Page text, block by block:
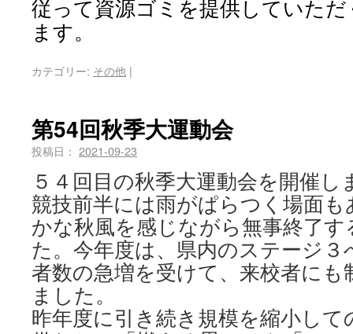
従って資源ゴミを提供していた
ます。
カテゴリー: その他 |
第54回秋季大運動会
投稿日： 2021-09-23
５４回目の秋季大運動会を開催し
競技前半には雨がぱらつく場面
かな秋風を感じながら無事終了
た。今年度は、県内のステージ
者数の急増を受けて、来校者にも
ました。
昨年度に引き続き規模を縮小し